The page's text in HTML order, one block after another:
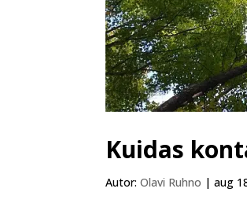
Kuidas
Autor:Olavi Ruhno |aug